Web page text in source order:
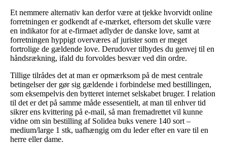
Et nemmere alternativ kan derfor være at tjekke hvorvidt online
forretningen er godkendt af e-mærket, eftersom det skulle være
en indikator for at e-firmaet adlyder de danske love, samt at
forretningen hyppigt overværes af jurister som er meget
fortrolige de gældende love. Derudover tilbydes du genvej til en
håndsrækning, ifald du forvoldes besvær ved din ordre.
Tillige tilrådes det at man er opmærksom på de mest centrale
betingelser der gør sig gældende i forbindelse med bestillingen,
som eksempelvis den bytteret internet selskabet bruger. I relation
til det er det på samme måde essesentielt, at man til enhver tid
sikrer ens kvittering på e-mail, så man fremadrettet vil kunne
vidne om sin bestilling af Solidea buks venere 140 sort –
medium/large 1 stk, uafhængig om du leder efter en vare til en
herre eller dame.